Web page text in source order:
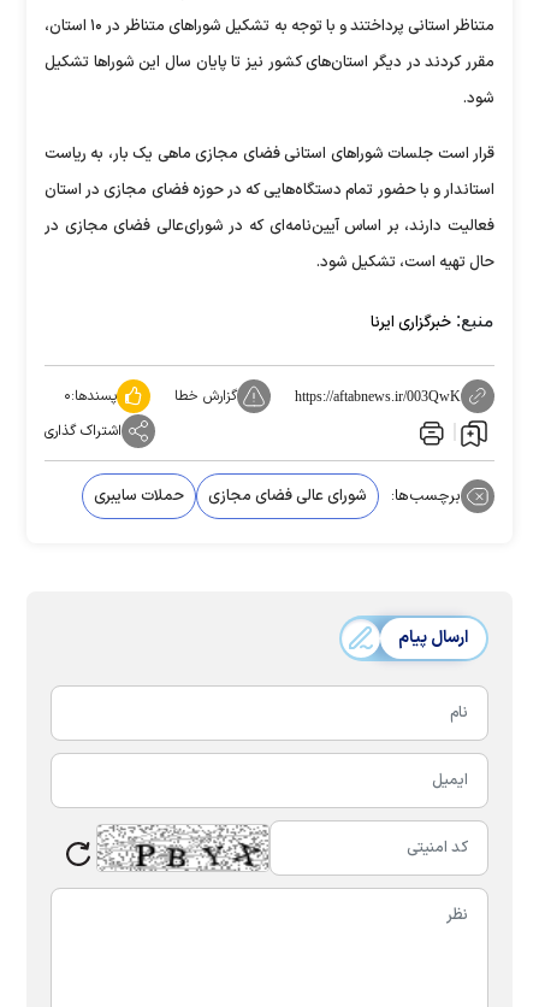
متناظر استانی پرداختند و با توجه به تشکیل شوراهای متناظر در ۱۰ استان،
مقرر کردند در دیگر استان‌های کشور نیز تا پایان سال این شوراها تشکیل
شود.
قرار است جلسات شوراهای استانی فضای مجازی ماهی یک بار، به ریاست
استاندار و با حضور تمام دستگاه‌هایی که در حوزه فضای مجازی در استان
فعالیت دارند، بر اساس آیین‌نامه‌ای که در شورای‌عالی فضای مجازی در
حال تهیه است، تشکیل شود.
منبع: خبرگزاری ایرنا
https://aftabnews.ir/003QwK گزارش خطا پسندها:۰
اشتراک گذاری
برچسب‌ها: شورای عالی فضای مجازی حملات سایبری
ارسال پیام